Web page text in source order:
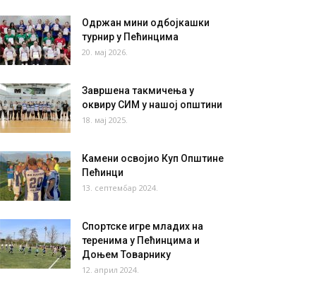
Одржан мини одбојкашки
турнир у Пећинцима
20. мај 2026.
Завршена такмичења у
оквиру СИМ у нашој општини
18. мај 2025.
Камени освојио Куп Општине
Пећинци
13. септембар 2024.
Спортске игре младих на
теренима у Пећинцима и
Доњем Товарнику
12. април 2024.